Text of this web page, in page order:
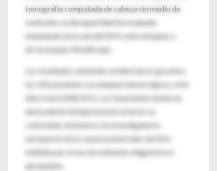
tomografía computada de cabeza sin medio de
contraste. La discapacidad fue evaluada
empleando la Escala del NHI sobre Ataques y
de Jerarquías Modificada .
Los resultados obtenidos evidenciaron que entre
los 142 pacientes con ataques hemorrágicos, 4 de
ellos eran (2.8%) SIHs. Los 4 pacientes tenían un
antecedente de hipertensión arterial no
controlada. Asimismo, los investigadores
excluyeron otras causas potenciales de SIHs
múltiple por el uso de exámenes diagnósticos
apropiados.